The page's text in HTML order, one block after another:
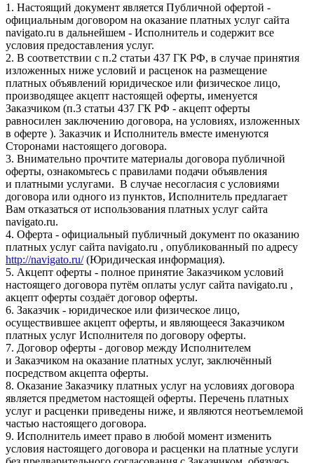
1. Настоящий документ является Публичной офертой -
официальным договором на оказание платных услуг сайта
navigato.ru в дальнейшем - Исполнитель и содержит все
условия предоставления услуг.
2. В соответствии с п.2 статьи 437 ГК РФ, в случае принятия
изложенных ниже условий и расценок на размещение
платных объявлений юридическое или физическое лицо,
производящее акцепт настоящей оферты, именуется
Заказчиком (п.3 статьи 437 ГК РФ - акцепт оферты
равносилен заключению договора, на условиях, изложенных
в оферте ). Заказчик и Исполнитель вместе именуются
Сторонами настоящего договора.
3. Внимательно прочтите материалы договора публичной
оферты, ознакомьтесь с правилами подачи объявления
и платными услугами. В случае несогласия с условиями
договора или одного из пунктов, Исполнитель предлагает
Вам отказаться от использования платных услуг сайта
navigato.ru.
4. Оферта - официальный публичный документ по оказанию
платных услуг сайта navigato.ru , опубликованный по адресу
http://navigato.ru/(Юридическая информация).
5. Акцепт оферты - полное принятие Заказчиком условий
настоящего договора путём оплаты услуг сайта navigato.ru ,
акцепт оферты создаёт договор оферты.
6. Заказчик - юридическое или физическое лицо,
осуществившее акцепт оферты, и являющееся Заказчиком
платных услуг Исполнителя по договору оферты.
7. Договор оферты - договор между Исполнителем
и Заказчиком на оказание платных услуг, заключённый
посредством акцепта оферты.
8. Оказание Заказчику платных услуг на условиях договора
является предметом настоящей оферты. Перечень платных
услуг и расценки приведены ниже, и являются неотъемлемой
частью настоящего договора.
9. Исполнитель имеет право в любой момент изменить
условия настоящего договора и расценки на платные услуги